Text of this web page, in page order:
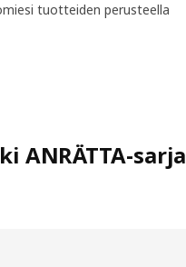
tuotteiden perusteella
ANRÄTTA-sarja